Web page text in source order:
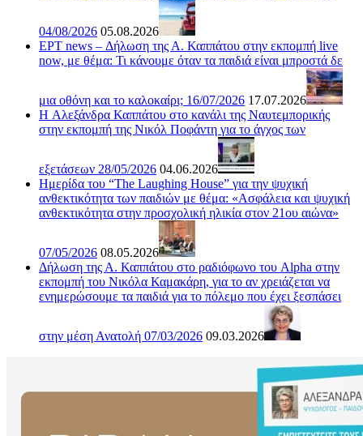
04/08/2026 05.08.2026
ΕΡΤ news – Δήλωση της Α. Καππάτου στην εκπομπή live
now, με θέμα: Τι κάνουμε όταν τα παιδιά είναι μπροστά δε
μια οθόνη και το καλοκαίρι; 16/07/2026 17.07.2026
H Αλεξάνδρα Καππάτου στο κανάλι της Ναυτεμπορικής
στην εκπομπή της Νικόλ Ποφάντη για το άγχος των
εξετάσεων 28/05/2026 04.06.2026
Ημερίδα του “The Laughing House” για την ψυχική
ανθεκτικότητα των παιδιών με θέμα: «Ασφάλεια και ψυχική
ανθεκτικότητα στην προσχολική ηλικία στον 21ου αιώνα»
07/05/2026 08.05.2026
Δήλωση της Α. Καππάτου στο ραδιόφωνο του Alpha στην
εκπομπή του Νικόλα Καμακάρη, για το αν χρειάζεται να
ενημερώσουμε τα παιδιά για το πόλεμο που έχει ξεσπάσει
στην μέση Ανατολή 07/03/2026 09.03.2026